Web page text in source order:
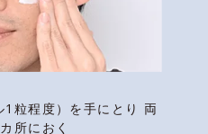
粒程度）を手にとり 両
所におく